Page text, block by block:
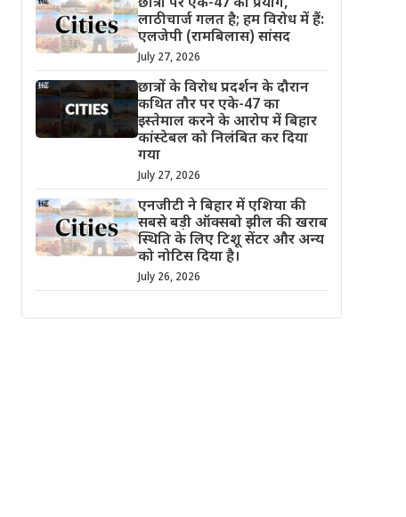
छात्रों पर एके-47 का प्रयोग,
लाठीचार्ज गलत है; हम विरोध में हैं:
एलजेपी (रामबिलास) सांसद
July 27, 2026
छात्रों के विरोध प्रदर्शन के दौरान
कथित तौर पर एके-47 का
इस्तेमाल करने के आरोप में बिहार
कांस्टेबल को निलंबित कर दिया
गया
July 27, 2026
एनजीटी ने बिहार में एशिया की
सबसे बड़ी ऑक्सबो झील की खराब
स्थिति के लिए टिशू सेंटर और अन्य
को नोटिस दिया है।
July 26, 2026